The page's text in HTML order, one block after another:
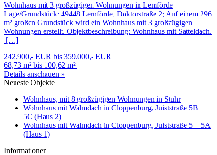
Wohnhaus mit 3 großzügigen Wohnungen in Lemförde
Lage/Grundstück: 49448 Lernförde, Doktorstraße 2; Auf einem 296
m² großen Grundstück wird ein Wohnhaus mit 3 großzügigen
Wohnungen erstellt. Objektbeschreibung: Wohnhaus mit Satteldach.
[…]
242.900,- EUR bis 359.000,- EUR
68,73 m² bis 100,62 m²
Details anschauen »
Neueste Objekte
Wohnhaus, mit 8 großzügigen Wohnungen in Stuhr
Wohnhaus mit Walmdach in Cloppenburg, Juiststraße 5B +
5C (Haus 2)
Wohnhaus mit Walmdach in Cloppenburg, Juiststraße 5 + 5A
(Haus 1)
Informationen